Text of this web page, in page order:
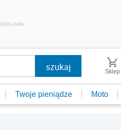
REKLAMA
Sklep
Twoje pieniądze Moto